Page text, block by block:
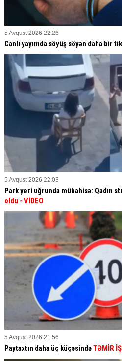
5 Avqust 2026 22:26
Canlı yayımda söyüş söyən daha bir
5 Avqust 2026 22:03
Park yeri uğrunda mübahisə: Qadın
oldu - VİDEO
5 Avqust 2026 21:56
Paytaxtın daha üç küçəsindəTƏMİR